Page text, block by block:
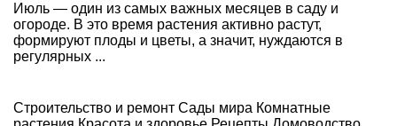
Июль — один из самых важных месяцев в саду и
огороде. В это время растения активно растут,
формируют плоды и цветы, а значит, нуждаются в
регулярных ...
Строительство и ремонт Сады мира Комнатные